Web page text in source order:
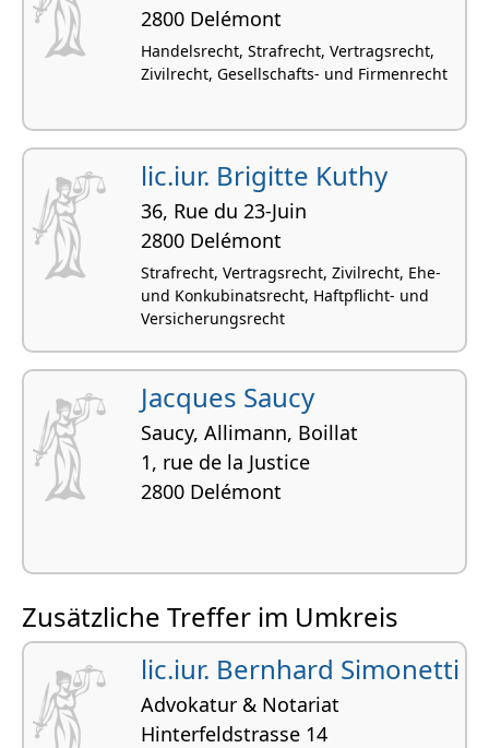
2800 Delémont
Handelsrecht, Strafrecht, Vertragsrecht,
Zivilrecht, Gesellschafts- und Firmenrecht
lic.iur. Brigitte Kuthy
36, Rue du 23-Juin
2800 Delémont
Strafrecht, Vertragsrecht, Zivilrecht, Ehe-
und Konkubinatsrecht, Haftpflicht- und
Versicherungsrecht
Jacques Saucy
Saucy, Allimann, Boillat
1, rue de la Justice
2800 Delémont
Zusätzliche Treffer im Umkreis
lic.iur. Bernhard Simonetti
Advokatur & Notariat
Hinterfeldstrasse 14